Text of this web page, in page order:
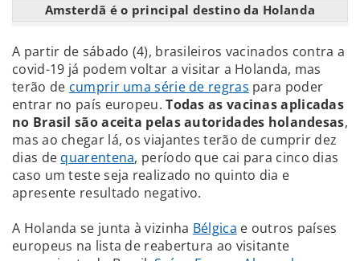
Amsterdã é o principal destino da Holanda
A partir de sábado (4), brasileiros vacinados contra a
covid-19 já podem voltar a visitar a Holanda, mas
terão de cumprir uma série de regras para poder
entrar no país europeu.Todas as vacinas aplicadas
no Brasil são aceita pelas autoridades holandesas,
mas ao chegar lá, os viajantes terão de cumprir dez
dias de quarentena, período que cai para cinco dias
caso um teste seja realizado no quinto dia e
apresente resultado negativo.
A Holanda se junta à vizinha Bélgica e outros países
europeus na lista de reabertura ao visitante